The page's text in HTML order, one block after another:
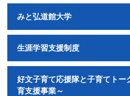
みと弘道館大学
生涯学習支援制度
好文子育て応援隊と子育てトー
育支援事業～